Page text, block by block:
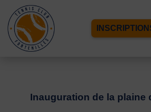
Inauguration de la plaine